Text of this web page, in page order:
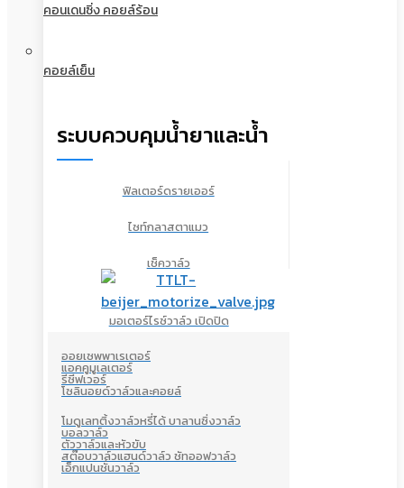
คอนเดนซิ่ง คอยล์ร้อน
คอยล์เย็น
ระบบควบคุมน้ำยาและน้ำ
ฟิลเตอร์ดรายเออร์
ไซท์กลาสตาแมว
เช็ควาล์ว
มอเตอร์ไรซ์วาล์ว เปิดปิด
ออยเซพพาเรเตอร์
แอคคูมูเลเตอร์
รีซีฟเวอร์
โซลินอยด์วาล์วและคอยล์
โมดูเลทติ้งวาล์วหรี่ได้ บาลานซิ่งวาล์ว
บอลวาล์ว
ตัววาล์วและหัวขับ
สต๊อบวาล์วแฮนด์วาล์ว ชัทออฟวาล์ว
เอ็กแปนชั่นวาล์ว